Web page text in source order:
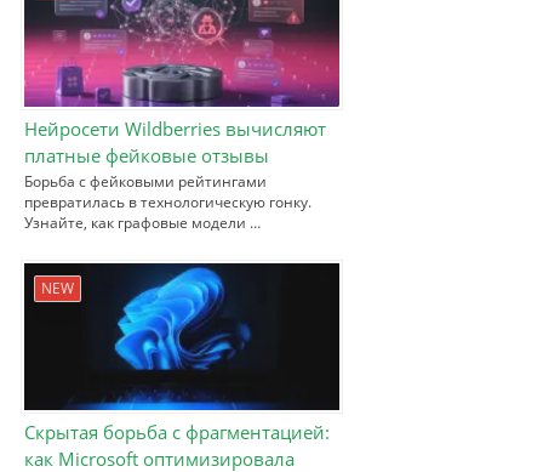
Нейросети Wildberries вычисляют
платные фейковые отзывы
Борьба с фейковыми рейтингами
превратилась в технологическую гонку.
Узнайте, как графовые модели …
NEW
Скрытая борьба с фрагментацией:
как Microsoft оптимизировала